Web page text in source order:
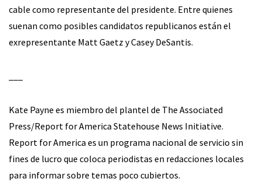
cable como representante del presidente. Entre quienes
suenan como posibles candidatos republicanos están el
exrepresentante Matt Gaetz y Casey DeSantis.
Kate Payne es miembro del plantel de The Associated
Press/Report for America Statehouse News Initiative.
Report for America es un programa nacional de servicio sin
fines de lucro que coloca periodistas en redacciones locales
para informar sobre temas poco cubiertos.